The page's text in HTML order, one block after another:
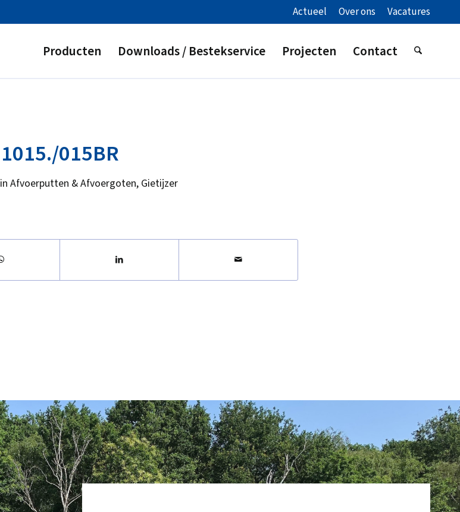
Actueel Over ons Vacatures
Producten Downloads / Bestekservice Projecten Contact
1015./015BR
in Afvoerputten & Afvoergoten, Gietijzer